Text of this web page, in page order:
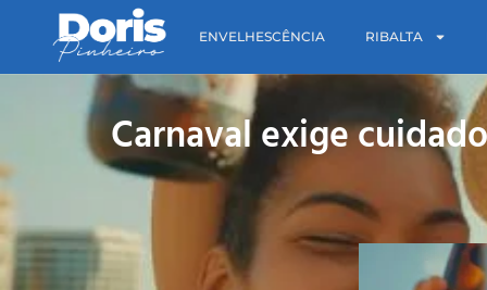
ENVELHESCÊNCIA RIBALTA
Carnaval exige